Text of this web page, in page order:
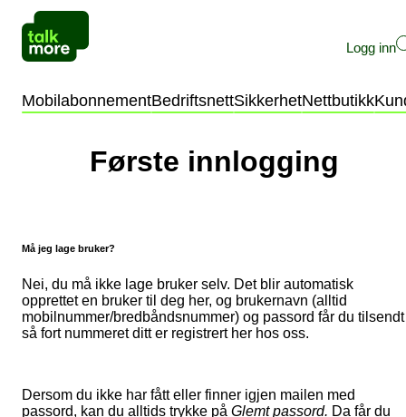
Logg inn
MobilabonnementBedriftsnettSikkerhetNettbutikk
Kundeservice Selvbetjening
Første innlogging
Må jeg lage bruker?
Nei, du må ikke lage bruker selv. Det blir automatisk
opprettet en bruker til deg her, og brukernavn (alltid
mobilnummer/bredbåndsnummer) og passord får du tilsendt
så fort nummeret ditt er registrert her hos oss.
Dersom du ikke har fått eller finner igjen mailen med
passord, kan du alltids trykke på Glemt passord. Da får du